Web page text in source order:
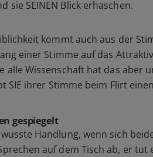
sie SEINEN Blick erhaschen.
kommt auch aus der
einer Stimme auf das
alle Wissenschaft hat das aber
SIE ihrer Stimme beim Flirt
gespiegelt
Handlung, wenn sich
auf dem Tisch ab, er